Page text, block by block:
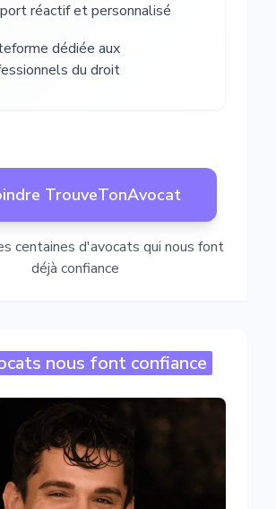
réactif et personnalisé
dédiée aux
du droit
TrouveTonAvocat
centaines d'avocats qui nous font
déjà confiance
nous font confiance